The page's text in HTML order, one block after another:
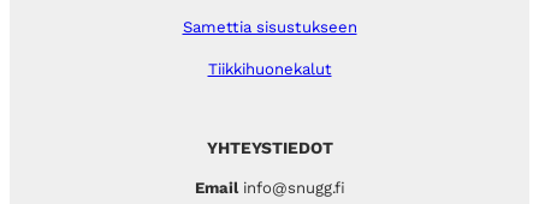
YHTEYSTIEDOT
Emailinfo@snugg.fi
Samettia sisustukseen
Tiikkihuonekalut